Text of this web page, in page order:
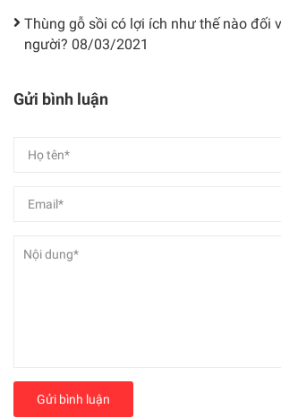
Thùng gỗ sồi có lợi ích như thế nào đối
người? 08/03/2021
Gửi bình luận
Gửi bình luận